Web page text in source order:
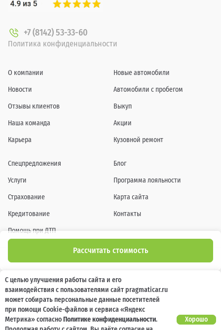
Рассчитать стоимость
+7 (8142) 53-33-60
Политика конфиденциальности
О компании
Новости
Отзывы клиентов
Наша команда
Карьера
Новые автомобили
Автомобили с пробегом
Выкуп
Акции
Кузовной ремонт
Спецпредложения
Услуги
Страхование
Кредитование
Помощь при ДТП
Блог
Программа лояльности
Карта сайта
Контакты
Информация о технических характеристиках, составе комплектаций, цветовой
гамме и стоимости автомобилей, а также действующих акциях, сроках и условиях
их проведения, указанных на сайте www.pragmaticar.ru, носит информационный
характер и ни при каких условиях не является публичной офертой,
определяемой положениями пунктом 2 статьи 437 Гражданского кодекса
Российской Федерации. Для получения подробной информации обращайтесь к
специалистам нашей компании.
С целью улучшения работы сайта и его
взаимодействия с пользователями сайт pragmaticar.ru
может собирать персональные данные посетителей
при помощи Cookie-файлов и сервиса «Яндекс
Метрика» согласноПолитике конфиденциальности.
Хорошо